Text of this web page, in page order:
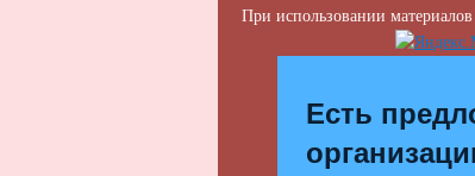
При использовании материалов
Есть